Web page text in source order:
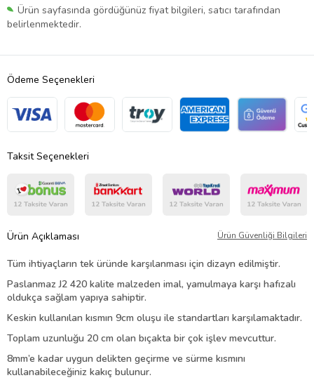
Ürün sayfasında gördüğünüz fiyat bilgileri, satıcı tarafından
belirlenmektedir.
Ödeme Seçenekleri
Taksit Seçenekleri
Ürün Açıklaması Ürün Güvenliği Bilgileri
Tüm ihtiyaçların tek üründe karşılanması için dizayn edilmiştir.
Paslanmaz J2 420 kalite malzeden imal, yamulmaya karşı hafızalı
oldukça sağlam yapıya sahiptir.
Keskin kullanılan kısmın 9cm oluşu ile standartları karşılamaktadır.
Toplam uzunluğu 20 cm olan bıçakta bir çok işlev mevcuttur.
8mm’e kadar uygun delikten geçirme ve sürme kısmını
kullanabileceğiniz kakıç bulunur.